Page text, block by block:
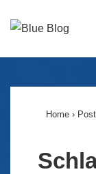
Zum
Navigation
Home ›